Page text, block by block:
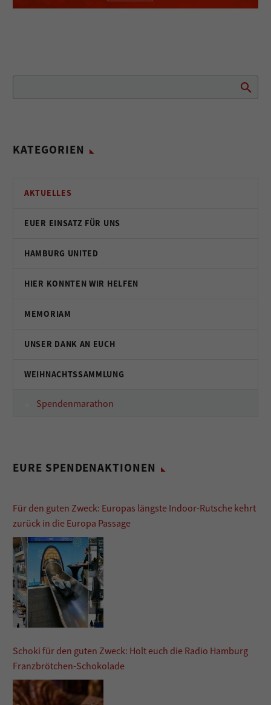
KATEGORIEN
AKTUELLES
EUER EINSATZ FÜR UNS
HAMBURG UNITED
HIER KONNTEN WIR HELFEN
MEMORIAM
UNSER DANK AN EUCH
WEIHNACHTSSAMMLUNG
Spendenmarathon
EURE SPENDENAKTIONEN
Für den guten Zweck: Europas längste Indoor-Rutsche kehrt
zurück in die Europa Passage
Schoki für den guten Zweck: Holt euch die Radio Hamburg
Franzbrötchen-Schokolade